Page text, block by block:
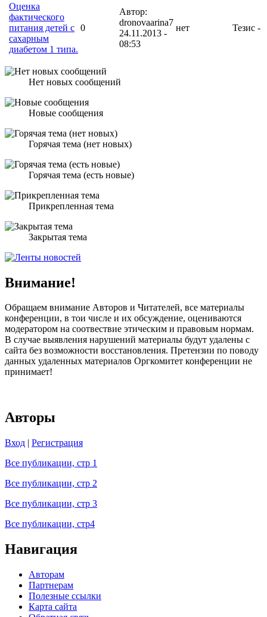
Оценка
фактического
питания детей с
сахарным
диабетом 1 типа.
0
Автор:
dronovaarina7
24.11.2013 -
08:53
нет Тезис -
Нет новых сообщений
Новые сообщения
Горячая тема (нет новых)
Горячая тема (есть новые)
Прикрепленная тема
Закрытая тема
Внимание!
Обращаем внимание Авторов и Читателей, все материалы
конференции, в тои числе и их обсуждение, оцениваются
модератором на соотвествие этическим и правовым нормам.
В случае выявления нарушений материалы будут удалены с
сайта без возможности восстановления. Претензии по поводу
данных удаленных материалов Оргкомитет конференции не
принимает!
Авторы
Вход | Регистрация
Все публикации, стр 1
Все публикации, стр 2
Все публикации, стр 3
Все публикации, стр4
Навигация
Авторам
Партнерам
Полезные ссылки
Карта сайта